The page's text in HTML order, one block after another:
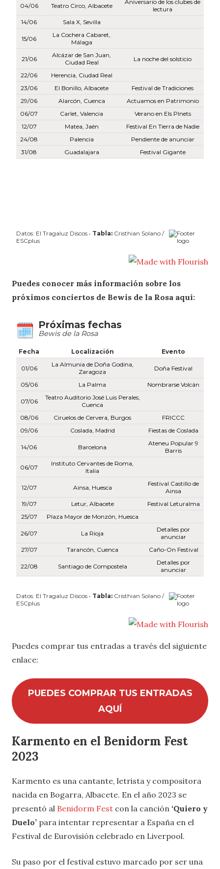
Puedes conocer más información sobre los
próximos conciertos de Bewis de la Rosa aquí:
Puedes comprar tus entradas a través del siguiente
enlace:
PUEDES COMPRAR TUS ENTRADAS
AQUÍ
Karmento en el Benidorm Fest
2023
Karmento es una cantante, letrista y compositora
nacida en Bogarra, Albacete. En el año 2023 se
presentó al Benidorm Fest con la canción ‘Quiero y
Duelo’ para intentar representar a España en el
Festival de Eurovisión celebrado en Liverpool.
Su paso por el festival estuvo marcado por ser una